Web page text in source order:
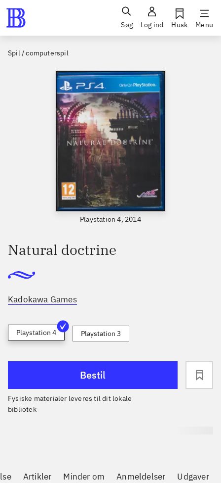
Søg Log ind Husk Menu
Spil / computerspil
Playstation 4, 2014
Natural doctrine
Kadokawa Games
Playstation 4 Playstation 3
Bestil
Fysiske materialer leveres til dit lokale
bibliotek
Artikler Minder om Anmeldelser Udgaver